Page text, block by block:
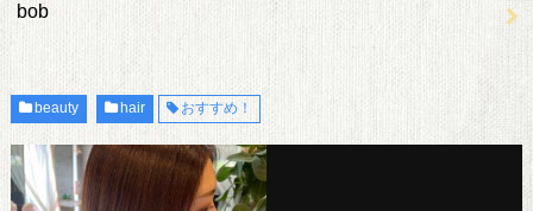
bob
beauty hair おすすめ！